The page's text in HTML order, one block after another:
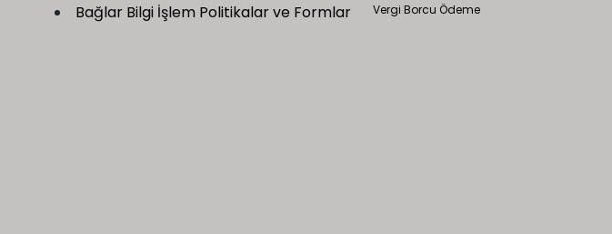
Bağlar Bilgi İşlem Politikalar ve Formlar
Vergi Borcu Ödeme